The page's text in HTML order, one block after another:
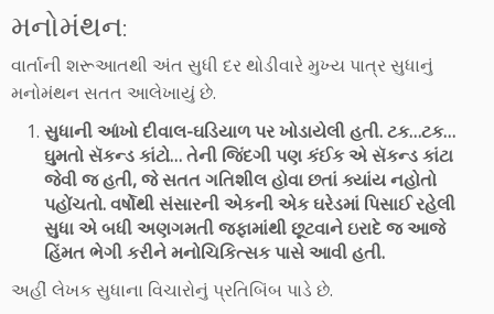
મનોમંથન:
વાર્તાની શરૂઆતથી અંત સુધી દર થોડીવારે મુખ્ય પાત્ર સુધાનું
મનોમંથન સતત આલેખાયું છે.
સુધાની આંખો દીવાલ-ઘડિયાળ પર ખોડાયેલી હતી. ટક…ટક…
ઘુમતો સૅકન્ડ કાંટો… તેની જિંદગી પણ કંઈક એ સૅકન્ડ કાંટા
જેવી જ હતી, જે સતત ગતિશીલ હોવા છતાં ક્યાંય નહોતો
પહોંચતો. વર્ષોથી સંસારની એકની એક ઘરેડમાં પિસાઈ રહેલી
સુધા એ બધી અણગમતી જફામાંથી છૂટવાને ઇરાદે જ આજે
હિંમત ભેગી કરીને મનોચિકિત્સક પાસે આવી હતી.
અહીં લેખક સુધાના વિચારોનું પ્રતિબિંબ પાડે છે.